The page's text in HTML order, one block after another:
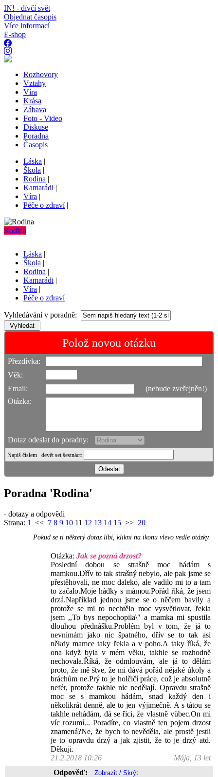
IN! - dívčí svět
Objednat časopis
Více informací
E-shop
Rozhovory
Vztahy
Víra
Krása
Zábava
Foto - Video
Diskuse
Poradna
Časopis
Láska |
Škola |
Rodina |
Kamarádi |
Víra |
Péče o zdraví|
Rodina
Láska |
Škola |
Rodina |
Kamarádi |
Víra |
Péče o zdraví
Vyhledávání v poradně:
Polož novou otázku
Přezdívka:
Věk:
Email:
(nebude zveřejněn!)
Otázka:
Dotaz odeslat do poradny:
Napiš číslem devět set šestnáct:
Poradna 'Rodina'
- dotazy a odpovědi
Strana: 1 << 7 8 9 10 11 12 13 14 15 >> 20
Pokud se ti některý dotaz líbí, klikni na ikonu vlevo vedle otázky.
Otázka: Jak se pozná drzost?
Poslední dobou se strašně moc hádám s
mamkou.Dřív to tak strašný nebylo, ale pak jsme se
přestěhovali, ne moc daleko, ale vadilo mi to a tam
to začalo.Moje hádky s mámou.Pořád říká, že jsem
drzá.Například jednou jsme se o něčem bavily a
protože se mi to nechtělo moc vysvětlovat, řekla
jsem ,,To bys nepochopila\" a mamka mi spustila
dlouhou přednášku.Problém byl v tom, že já to
nevnímám jako nic špatného, dřív se to tak asi
někdy mamce taky řekla a v poho.A taky říká, že
ona když byla v mém věku, takhle se rozhodně
nechovala.Říká, že odmlouvám, ale já to dělám
proto, že mě štve, že mi dává pořád nějaké úkoly a
bráchům ne.Prý to je holčičí práce, což je absolutně
nefér, protože takhle nic nedělají. Opravdu strašně
moc se s mamkou hádám, snad každý den i
několikrát denně, ale to jen výjimečně. A s tátou se
takhle nehádám, dá se říci, že vlastně vůbec.On mi
víc rozumí... Poradíte, co vlastně ten pojem drzost
znamená?Ne, že bych to nevěděla, ale prostě jestli
je to opravdu drzý a jak zjistit, že to je drzý atd.
Děkuji.
21.2.2018 10:26
Mája, 13 let
Odpověď: